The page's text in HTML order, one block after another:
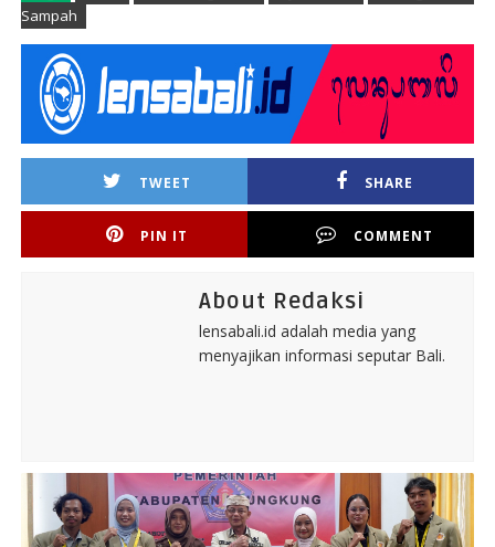
Sampah
TWEET SHARE
PIN IT COMMENT
About Redaksi
lensabali.id adalah media yang
menyajikan informasi seputar Bali.